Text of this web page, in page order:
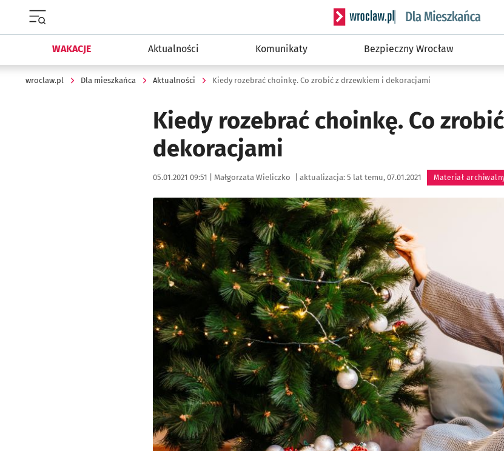
Serwis informacyjny wroclaw.pl
WAKACJE Aktualności Komunikaty Bezpieczny Wrocław
wroclaw.pl Dla mieszkańca Aktualności Kiedy rozebrać choinkę. Co zrobić z drzewkiem i dekoracjami
Kiedy rozebrać choinkę. Co
dekoracjami
Data publikacji:
05.01.2021 09:51 | Autor:
Małgorzata Wieliczko aktualizacja: 5 lat temu, 07.01.2021 Materiał
Kliknij, aby powiększyć